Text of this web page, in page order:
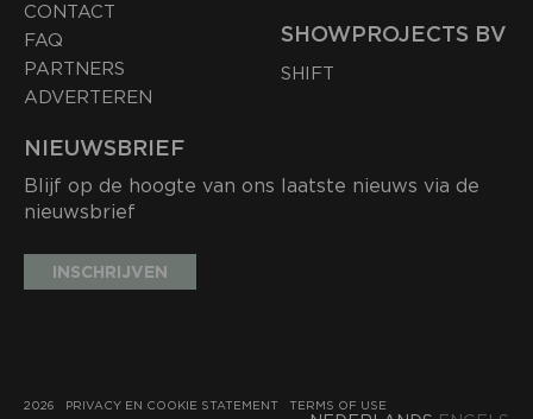
CONTACT
FAQ
PARTNERS
ADVERTEREN
SHOWPROJECTS BV
SHIFT
NIEUWSBRIEF
Blijf op de hoogte van ons laatste nieuws via de
nieuwsbrief
INSCHRIJVEN
2026 PRIVACY EN COOKIE STATEMENT TERMS OF USE